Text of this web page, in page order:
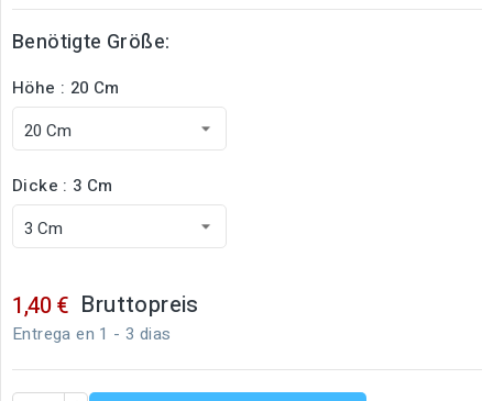
Benötigte Größe:
Höhe : 20 Cm
Dicke : 3 Cm
1,40 € Bruttopreis
Entrega en 1 - 3 dias